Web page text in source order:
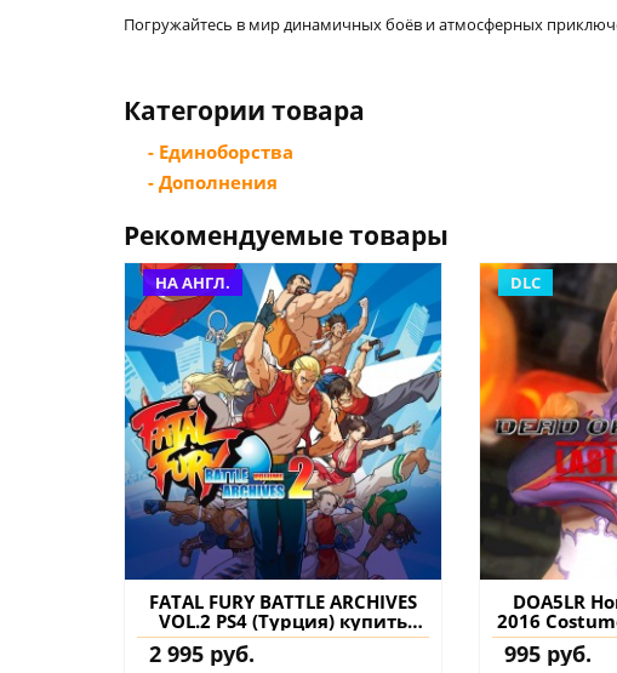
Погружайтесь в мир динамичных боёв и атмосферных
Категории товара
- Единоборства
- Дополнения
Рекомендуемые товары
НА АНГЛ.
FATAL FURY BATTLE ARCHIVES
VOL.2 PS4 (Турция) купить
игру на аккаунт
2 995 руб.
DLC
DOA5LR
2016
5 Last
купить
995 руб.